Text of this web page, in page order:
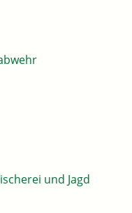
und Jagd